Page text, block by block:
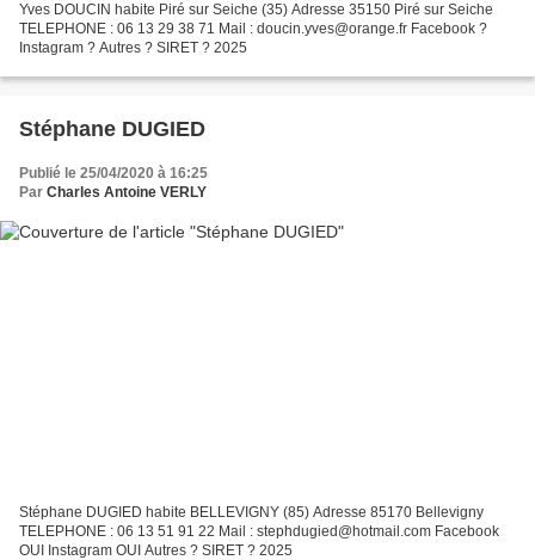
Yves DOUCIN habite Piré sur Seiche (35) Adresse 35150 Piré sur Seiche
TELEPHONE : 06 13 29 38 71 Mail : doucin.yves@orange.fr Facebook ?
Instagram ? Autres ? SIRET ? 2025
Stéphane DUGIED
Publié le 25/04/2020 à 16:25
Par Charles Antoine VERLY
Stéphane DUGIED habite BELLEVIGNY (85) Adresse 85170 Bellevigny
TELEPHONE : 06 13 51 91 22 Mail : stephdugied@hotmail.com Facebook
OUI Instagram OUI Autres ? SIRET ? 2025